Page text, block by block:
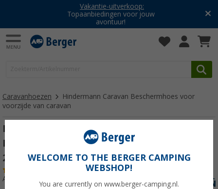
Vakantie-uitverkoop:
Topaanbiedingen voor jouw
avontuur!
Caravanhoezen
Hindermann Caravan Beschermhoes voor
voorzijde van caravan
Hindermann Caravan Supra
Beschermhoes voor voorzijde van caravan
200 x 160 cm
Artikelnr: 188960
WELCOME TO THE BERGER CAMPING
WEBSHOP!
You are currently on www.berger-camping.nl.